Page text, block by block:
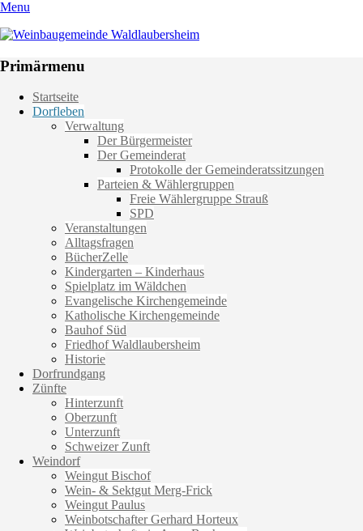
Menu
Weinbaugemeinde Waldlaubersheim
Primärmenu
Weiter
zum
Startseite
Dorfleben
Verwaltung
Der Bürgermeister
Der Gemeinderat
Protokolle der Gemeinderatssitzungen
Parteien & Wählergruppen
Freie Wählergruppe Strauß
SPD
Veranstaltungen
Alltagsfragen
BücherZelle
Kindergarten – Kinderhaus
Spielplatz im Wäldchen
Evangelische Kirchengemeinde
Katholische Kirchengemeinde
Bauhof Süd
Friedhof Waldlaubersheim
Historie
Dorfrundgang
Zünfte
Hinterzunft
Oberzunft
Unterzunft
Schweizer Zunft
Weindorf
Weingut Bischof
Wein- & Sektgut Merg-Frick
Weingut Paulus
Weinbotschafter Gerhard Horteux